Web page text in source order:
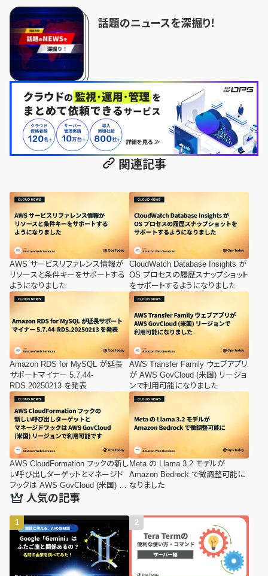
話題のニュースを深掘り！
関連記事
AWS サービスリファレンス情報が
リソースと条件キーをサポートする
ようになりました
CloudWatch Database Insights が
OS プロセスの履歴スナップショット
をサポートするようになりました
Amazon RDS for MySQL が延長
サポートマイナー 5.7.44-
RDS.20250213 を発表
AWS Transfer Family ウェブアプリ
が AWS GovCloud (米国) リージョ
ンで利用可能になりました
AWS CloudFormation フックの新し
い呼び出しターゲットとマネージド
フックは AWS GovCloud (米国) リ
ージョンで利用可能です
Meta の Llama 3.2 モデルが
Amazon Bedrock で微調整可能に
なりました
人気の記事